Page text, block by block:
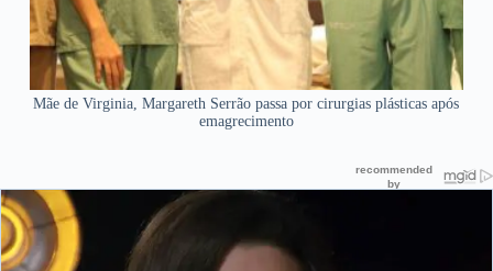
Mãe de Virginia, Margareth Serrão passa por cirurgias plásticas após
emagrecimento